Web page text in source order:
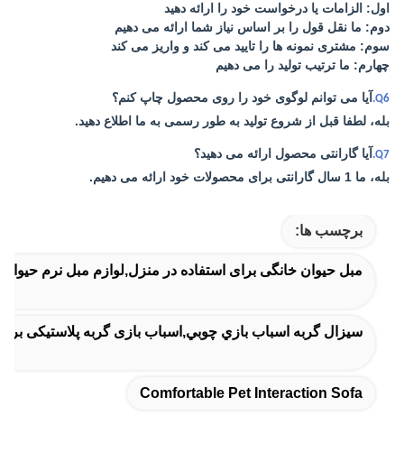
اول: الزامات یا درخواست خود را ارائه دهید
دوم: ما نقل قول را بر اساس نیاز شما ارائه می دهیم
سوم: مشتری نمونه ها را تایید می کند و واریز می کند
چهارم: ما ترتیب تولید را می دهیم
Q6. آیا می توانم لوگوی خود را روی محصول چاپ کنم؟
بله، لطفا قبل از شروع تولید به طور رسمی به ما اطلاع دهید.
Q7. آیا گارانتی محصول ارائه می دهید؟
بله، ما 1 سال گارانتی برای محصولات خود ارائه می دهیم.
برچسب ها:
مبل حیوان خانگی برای استفاده در منزل,لوازم مبل نرم
سيزال گربه اسباب بازي چوبي,اسباب بازی گربه پلاستیکی
Comfortable Pet Interaction Sofa